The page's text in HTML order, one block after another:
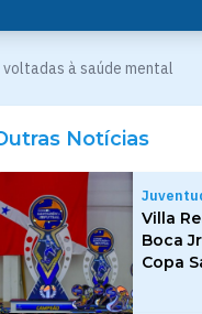
à saúde mental
Notícias
Villa
Boca
Copa